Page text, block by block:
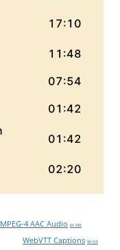
MPEG-4 AAC Audio 66 MB
WebVTT Captions 90 KB